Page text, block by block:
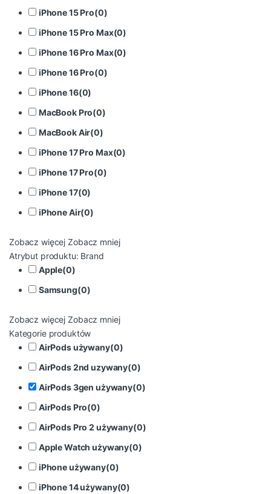
iPhone 15 Pro(0)
iPhone 15 Pro Max(0)
iPhone 16 Pro Max(0)
iPhone 16 Pro(0)
iPhone 16(0)
MacBook Pro(0)
MacBook Air(0)
iPhone 17 Pro Max(0)
iPhone 17 Pro(0)
iPhone 17(0)
iPhone Air(0)
Zobacz więcej Zobacz mniej
Atrybut produktu: Brand
Apple(0)
Samsung(0)
Zobacz więcej Zobacz mniej
Kategorie produktów
AirPods używany(0)
AirPods 2nd uzywany(0)
AirPods 3gen używany(0)
AirPods Pro(0)
AirPods Pro 2 używany(0)
Apple Watch używany(0)
iPhone używany(0)
iPhone 14 używany(0)